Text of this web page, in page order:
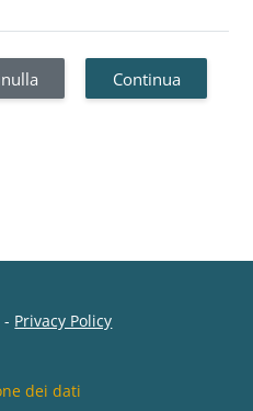
Continua
Privacy Policy
dei dati